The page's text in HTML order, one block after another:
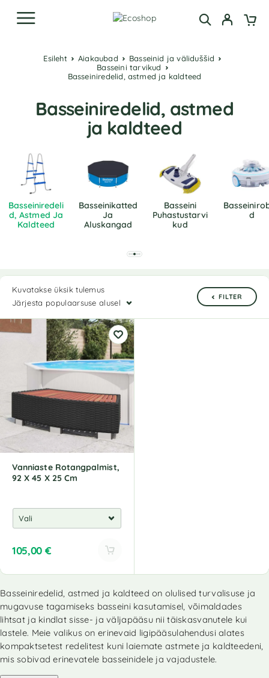
Esileht Aiakaubad
Basseinid ja väliduššid
Basseini tarvikud
Basseiniredelid, astmed ja kaldteed
Basseiniredelid, astmed
ja kaldteed
Basseiniredeli
D, Astmed Ja
Kaldteed
Basseinikatted
Ja
Aluskangad
Basseini
Puhastustarvi
Kud
D
Kuvatakse üksik tulemus
Järjesta populaarsuse alusel
FILTER
Vanniaste Rotangpalmist,
92 X 45 X 25 Cm
105,00 €
t
e
r
n
a
t
Basseiniredelid, astmed ja kaldteed on olulised turvalisuse ja
mugavuse tagamiseks basseini kasutamisel, võimaldades
lihtsat ja kindlat sisse- ja väljapääsu nii täiskasvanutele kui
lastele. Meie valikus on erinevaid ligipääsulahendusi alates
kompaktsetest redelitest kuni laiemate astmete ja kaldteedeni,
mis sobivad erinevatele basseinidele ja vajadustele.